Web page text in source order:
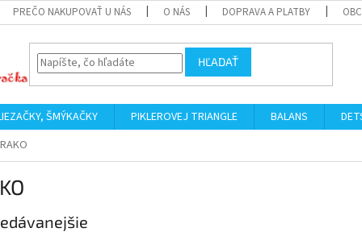
PREČO NAKUPOVAŤ U NÁS O NÁS DOPRAVA A PLATBY
HĽADAŤ
ŠMÝKAČKY PIKLEROVEJ TRIANGLE BALANS